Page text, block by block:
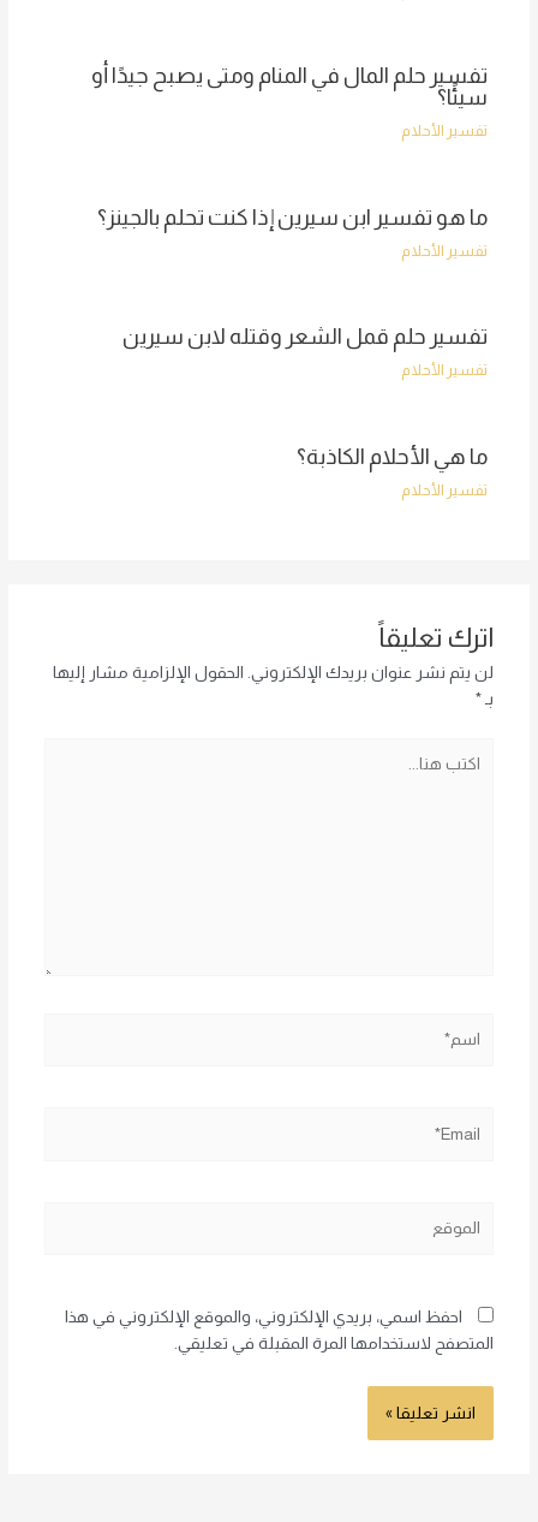
تفسير حلم المال في المنام ومتى يصبح جيدًا أو
سيئًا؟
تفسير الأحلام
ما هو تفسير ابن سيرين إذا كنت تحلم بالجينز؟
تفسير الأحلام
تفسير حلم قمل الشعر وقتله لابن سيرين
تفسير الأحلام
ما هي الأحلام الكاذبة؟
تفسير الأحلام
اترك تعليقاً
لن يتم نشر عنوان بريدك الإلكتروني. الحقول الإلزامية مشار إليها
بـ *
احفظ اسمي، بريدي الإلكتروني، والموقع الإلكتروني في هذا
المتصفح لاستخدامها المرة المقبلة في تعليقي.